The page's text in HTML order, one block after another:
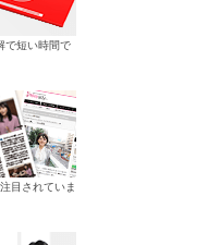
で短い時間で
目されていま